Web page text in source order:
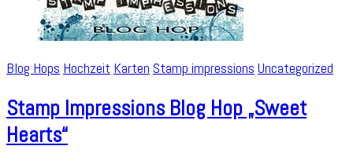
Blog Hops Hochzeit Karten Stamp impressions Uncategorized
Stamp Impressions Blog Hop „Sweet
Hearts“